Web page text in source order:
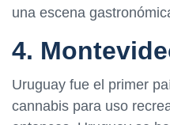
una escena
4.
Uruguay fue el primer
cannabis para uso